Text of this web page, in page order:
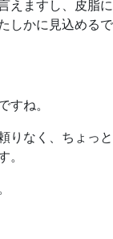
えますし、皮脂に
しかに見込めるで
ね。
りなく、ちょっと